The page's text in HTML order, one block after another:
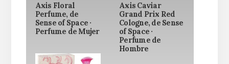
Axis Floral
Perfume, de
Sense of Space ·
Perfume de Mujer
Axis Caviar
Grand Prix Red
Cologne, de Sense
of Space ·
Perfume de
Hombre